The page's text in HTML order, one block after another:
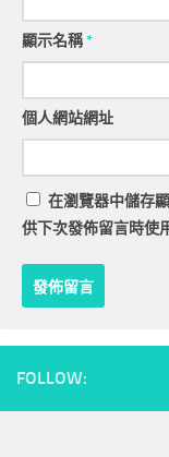
顯示名稱*
個人網站網址
在瀏覽器中儲存
供下次發佈留言時使
FOLLOW: